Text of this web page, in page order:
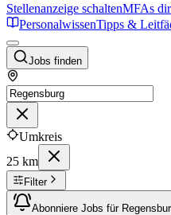
Stellenanzeige schaltenMFAs
PersonalwissenTipps &
Jobs finden
Umkreis
25 km
Filter
Abonniere Jobs für